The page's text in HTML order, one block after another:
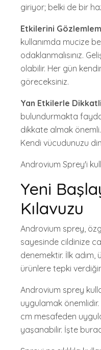
giriyor; belki de bir
Etkilerini
kullanımda mucize
odaklanmalısınız.
olabilir. Her gün
göreceksiniz.
Yan Etkilerle
bulundurmakta
dikkate almak önemli.
Kendi vücudunuzu
Androvium Sprey'i
Yeni
Kılavuzu
Androvium sprey,
sayesinde cildinize
denemektir. İlk adım,
ürünlere tepki
Androvium sprey
uygulamak önemlidir.
cm mesafeden
yaşanabilir. İşte